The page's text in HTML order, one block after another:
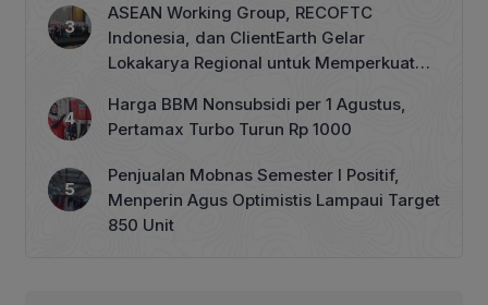
ASEAN Working Group, RECOFTC
Indonesia, dan ClientEarth Gelar
Lokakarya Regional untuk Memperkuat
Harga BBM Nonsubsidi per 1 Agustus,
Pertamax Turbo Turun Rp 1000
Penjualan Mobnas Semester I Positif,
Menperin Agus Optimistis Lampaui Target
850 Unit